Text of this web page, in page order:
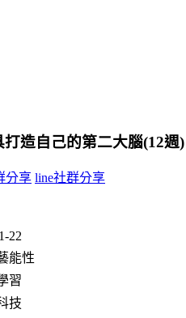
造自己的第二大腦(12週)
分享 line社群分享
22
能性
習
技